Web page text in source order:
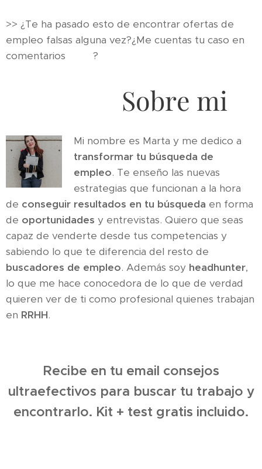
>> ¿Te ha pasado esto de encontrar ofertas de
empleo falsas alguna vez?¿Me cuentas tu caso en
comentarios 🔻🔻?
Sobre mi
Mi nombre es Marta y me dedico a
transformar tu búsqueda de
empleo. Te enseño las nuevas
estrategias que funcionan a la hora
de conseguir resultados en tu búsqueda en forma
de oportunidades y entrevistas. Quiero que seas
capaz de venderte desde tus competencias y
sabiendo lo que te diferencia del resto de
buscadores de empleo. Además soy headhunter,
lo que me hace conocedora de lo que de verdad
quieren ver de ti como profesional quienes trabajan
en RRHH.
Recibe en tu email consejos
ultraefectivos para buscar tu trabajo y
encontrarlo. Kit + test gratis incluido.